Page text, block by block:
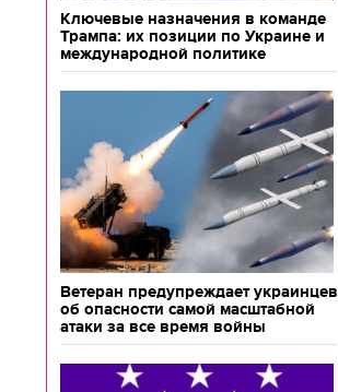
Ключевые назначения в команде
Трампа: их позиции по Украине и
международной политике
Ветеран предупреждает украинцев
об опасности самой масштабной
атаки за все время войны